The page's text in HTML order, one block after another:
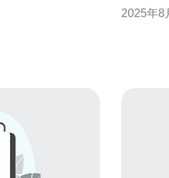
路与主机选择要
入探讨选
2025年8